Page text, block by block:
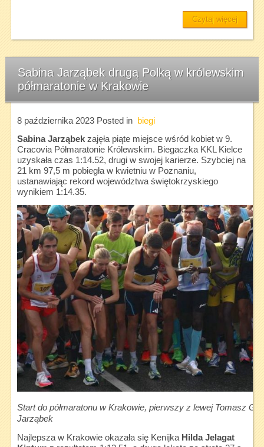
Czytaj więcej
Sabina Jarząbek drugą Polką w królewskim
półmaratonie w Krakowie
8 października 2023Posted in
biegi
Sabina Jarząbekzajęła piąte miejsce wśród kobiet w 9.
Cracovia Półmaratonie Królewskim. Biegaczka KKL Kielce
uzyskała czas 1:14.52, drugi w swojej karierze. Szybciej na
21 km 97,5 m pobiegła w kwietniu w Poznaniu,
ustanawiając rekord województwa świętokrzyskiego
wynikiem 1:14.35.
Start do półmaratonu w Krakowie, pierwszy z lewej Tomasz
Jarząbek
Najlepsza w Krakowie okazała się Kenijka Hilda Jelagat